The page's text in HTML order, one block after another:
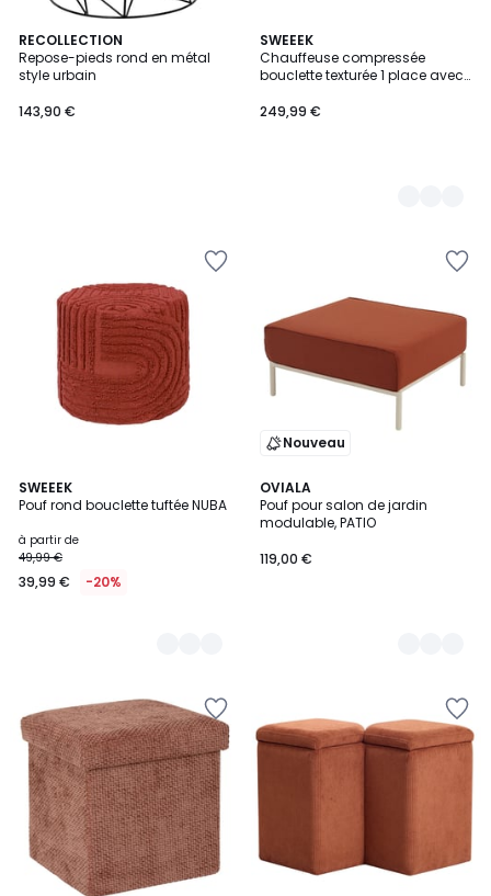
RECOLLECTION
Repose-pieds rond en métal
style urbain
143,90 €
SWEEEK
Chauffeuse compressée
bouclette texturée 1 place avec
249,99 €
3
Couleurs
SWEEEK
Pouf rond bouclette tuftée NUBA
à partir de
49,99 €
39,99 € -20%
2
Couleurs
Nouveau
OVIALA
Pouf pour salon de jardin
modulable, PATIO
119,00 €
3
Couleurs